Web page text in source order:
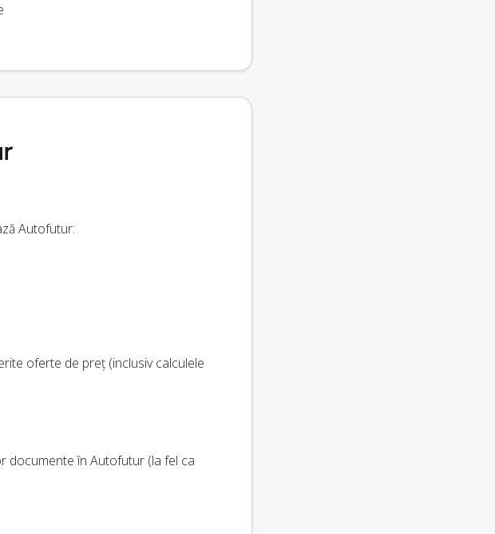
Autofutur:
oferte de preț (inclusiv calculele
documente în Autofutur (la fel ca